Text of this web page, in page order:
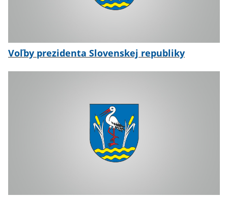
Voľby prezidenta Slovenskej republiky